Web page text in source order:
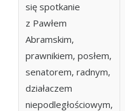
się spotkanie
z Pawłem
Abramskim,
prawnikiem, posłem,
senatorem, radnym,
działaczem
niepodległościowym,